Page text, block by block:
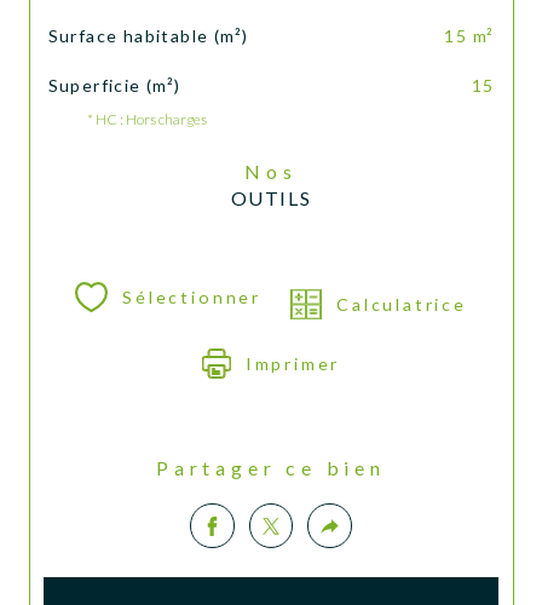
Surface habitable (m²) 15 m²
Superficie (m²) 15
* HC : Hors charges
Nos
OUTILS
Sélectionner Calculatrice
Imprimer
Partager ce bien